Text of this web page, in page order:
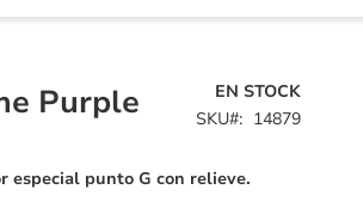
Purple
EN STOCK
SKU
14879
especial punto G con relieve.